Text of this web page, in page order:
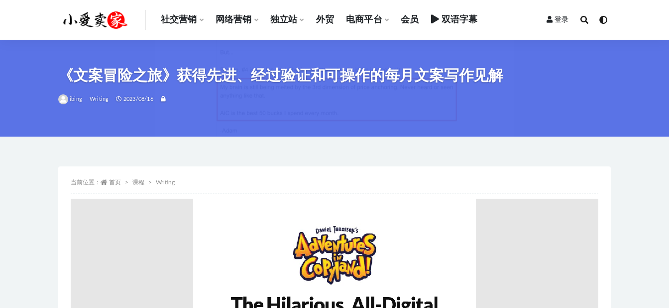
社交营销 网络营销 独立站 外贸 电商平台 会员 双语字幕 登录
《文案冒险之旅》获得先进、经过验证和可操作的每月文案写作见解
ibing Writing 2023/08/16
当前位置： 首页 课程 Writing